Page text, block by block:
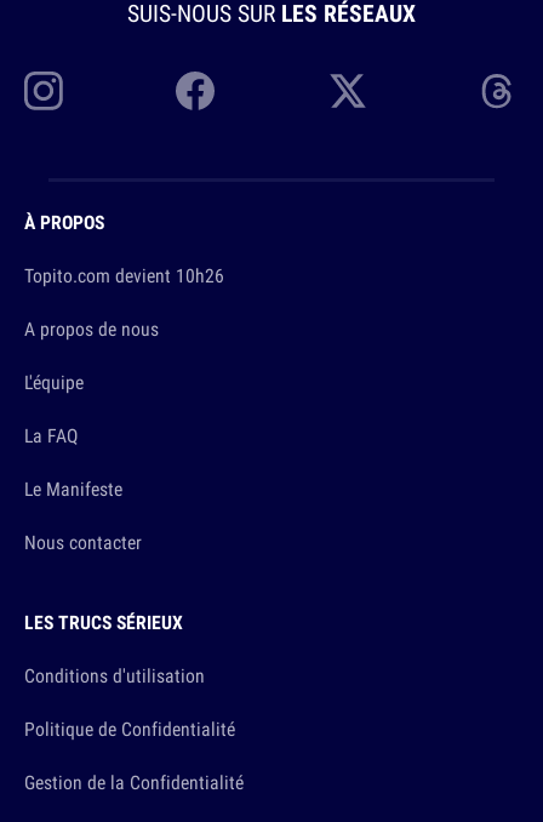
SUIS-NOUS SUR LES RÉSEAUX
À PROPOS
Topito.com devient 10h26
A propos de nous
L'équipe
La FAQ
Le Manifeste
Nous contacter
LES TRUCS SÉRIEUX
Conditions d'utilisation
Politique de Confidentialité
Gestion de la Confidentialité